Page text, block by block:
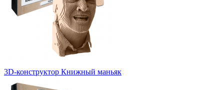
3D-конструктор Книжный маньяк